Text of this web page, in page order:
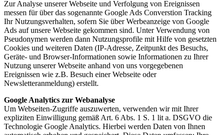
Zur Analyse unserer Webseite und Verfolgung von Ereignissen
messen für über das sogenannte Google Ads Converstion Tracking
Ihr Nutzungsverhalten, sofern Sie über Werbeanzeige von Google
Ads auf unsere Webseite gekommen sind. Unter Verwendung von
Pseudonymen werden dann Nutzungsprofile mit Hilfe von gesetzten
Cookies und weiteren Daten (IP-Adresse, Zeitpunkt des Besuchs,
Geräte- und Browser-Informationen sowie Informationen zu Ihrer
Nutzung unserer Webseite anhand von uns vorgegebenen
Ereignissen wie z.B. Besuch einer Webseite oder
Newsletteranmeldung) erstellt.
Google Analytics zur Webanalyse
Um Webseiten-Zugriffe auszuwerten, verwenden wir mit Ihrer
expliziten Einwilligung gemäß Art. 6 Abs. 1 S. 1 lit a. DSGVO die
Technologie Google Analytics. Hierbei werden Daten von Ihnen